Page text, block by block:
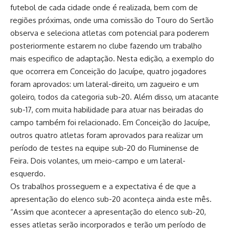
futebol de cada cidade onde é realizada, bem com de
regiões próximas, onde uma comissão do Touro do Sertão
observa e seleciona atletas com potencial para poderem
posteriormente estarem no clube fazendo um trabalho
mais especifico de adaptação. Nesta edição, a exemplo do
que ocorrera em Conceição do Jacuípe, quatro jogadores
foram aprovados: um lateral-direito, um zagueiro e um
goleiro, todos da categoria sub-20. Além disso, um atacante
sub-17, com muita habilidade para atuar nas beiradas do
campo também foi relacionado. Em Conceição do Jacuípe,
outros quatro atletas foram aprovados para realizar um
período de testes na equipe sub-20 do Fluminense de
Feira. Dois volantes, um meio-campo e um lateral-
esquerdo.
Os trabalhos prosseguem e a expectativa é de que a
apresentação do elenco sub-20 aconteça ainda este mês.
“Assim que acontecer a apresentação do elenco sub-20,
esses atletas serão incorporados e terão um período de